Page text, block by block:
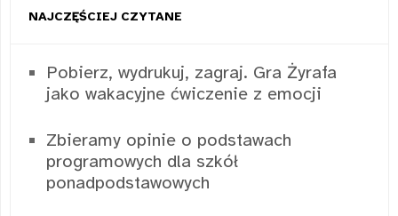
NAJCZĘŚCIEJ CZYTANE
Pobierz, wydrukuj, zagraj. Gra Żyrafa
jako wakacyjne ćwiczenie z emocji
Zbieramy opinie o podstawach
programowych dla szkół
ponadpodstawowych